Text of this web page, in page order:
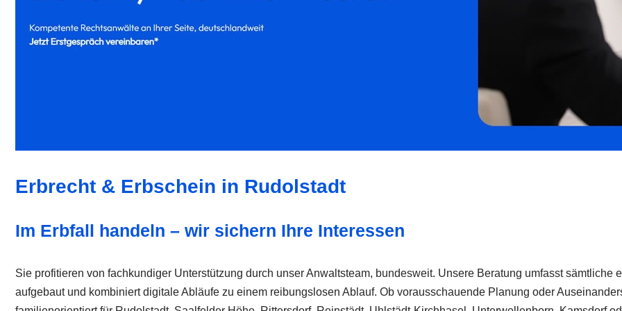
Erbrecht & Erbschein in Rudolstadt
Im Erbfall handeln – wir sichern Ihre Interessen
Sie profitieren von fachkundiger Unterstützung durch unser Anwaltsteam, bundesweit. Unsere Beratung umfasst
aufgebaut und kombiniert digitale Abläufe zu einem reibungslosen Ablauf. Ob vorausschauende Planung oder